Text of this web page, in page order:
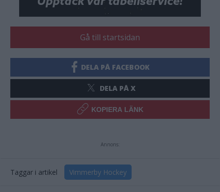
Gå till startsidan
DELA PÅ FACEBOOK
DELA PÅ X
KOPIERA LÄNK
Annons:
Taggar i artikel Vimmerby Hockey